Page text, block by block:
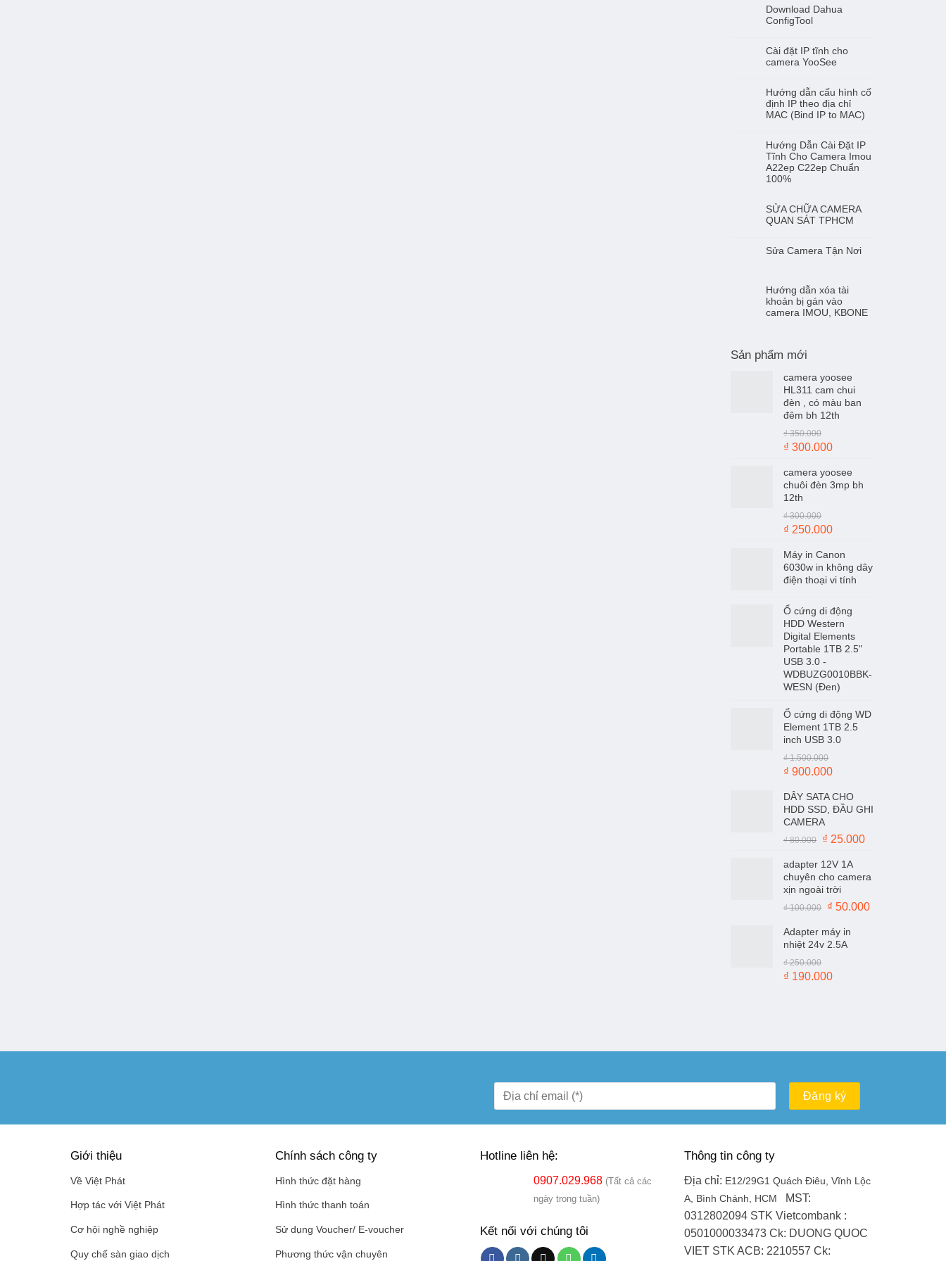
Download Dahua
ConfigTool
Cài đặt IP tĩnh cho
camera YooSee
Hướng dẫn cấu hình cố
định IP theo địa chỉ
MAC (Bind IP to MAC)
Hướng Dẫn Cài Đặt IP
Tĩnh Cho Camera Imou
A22ep C22ep Chuẩn
100%
SỬA CHỮA CAMERA
QUAN SÁT TPHCM
Sửa Camera Tận Nơi
Hướng dẫn xóa tài
khoản bị gán vào
camera IMOU, KBONE
Sản phẩm mới
camera yoosee
HL311 cam chui
đèn , có màu ban
đêm bh 12th
₫350.000
Giá
là:
₫ 350.000.
₫ 300.000Giá
tại
là:
camera yoosee
chuôi đèn 3mp bh
12th
₫300.000
Giá
là:
₫ 300.000.
₫ 250.000Giá
tại
là:
Máy in Canon
6030w in không dây
điện thoại vi tính
Ổ cứng di động
HDD Western
Digital Elements
Portable 1TB 2.5"
USB 3.0 -
WDBUZG0010BBK-
WESN (Đen)
Ổ cứng di động WD
Element 1TB 2.5
inch USB 3.0
₫1.500.000
Giá
là:
₫ 1.500.000.
₫ 900.000Giá
tại
là:
DÂY SATA CHO
HDD SSD, ĐẦU GHI
CAMERA
₫80.000
Giá
là:
₫ 80.000.
₫ 25.000Giá
là:
adapter 12V 1A
chuyên cho camera
xịn ngoài trời
₫100.000
Giá
là:
₫ 100.000.
₫ 50.000Giá
Adapter máy in
nhiệt 24v 2.5A
₫250.000
Giá
₫ 190.000Giá
Giới thiệu
Về Việt Phát
Hợp tác với Việt Phát
Cơ hội nghề nghiệp
Quy chế sàn giao dịch
Chính sách công ty
Hình thức đặt hàng
Hình thức thanh toán
Sử dụng Voucher/ E-voucher
Phương thức vận chuyên
Hotline liên hệ:
0907.029.968 (Tất cả các
ngày trong tuần)
Kết nối với chúng tôi
Thông tin công ty
Địa chỉ: E12/29G1 Quách Điêu, Vĩnh Lộc
A, Bình Chánh, HCM
MST:
0312802094 STK Vietcombank :
0501000033473Ck: DUONG QUOC
VIET STK ACB: 2210557 Ck: